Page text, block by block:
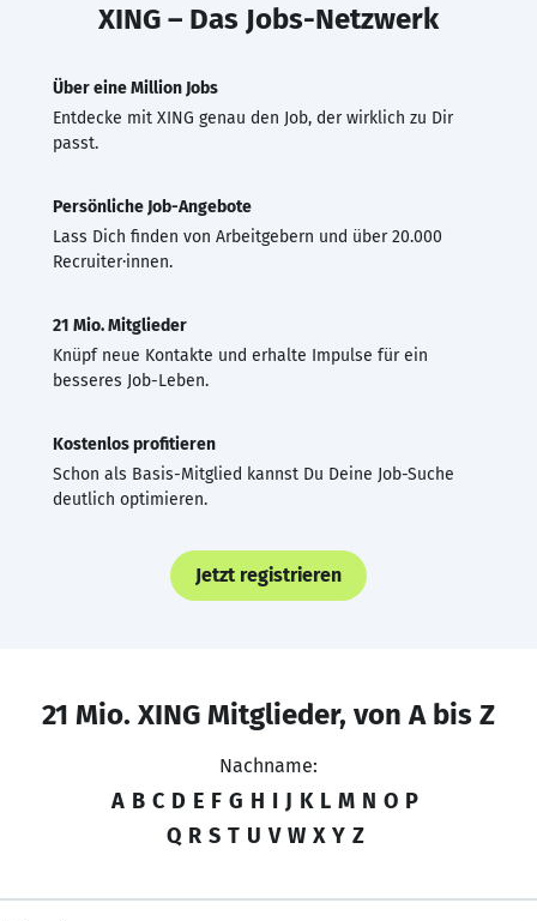
XING – Das Jobs-Netzwerk
Über eine Million Jobs
Entdecke mit XING genau den Job, der wirklich zu Dir
passt.
Persönliche Job-Angebote
Lass Dich finden von Arbeitgebern und über 20.000
Recruiter·innen.
21 Mio. Mitglieder
Knüpf neue Kontakte und erhalte Impulse für ein
besseres Job-Leben.
Kostenlos profitieren
Schon als Basis-Mitglied kannst Du Deine Job-Suche
deutlich optimieren.
Jetzt registrieren
21 Mio. XING Mitglieder, von A bis Z
Nachname:
A B C D E F G H I J K L M N O P
Q R S T U V W X Y Z